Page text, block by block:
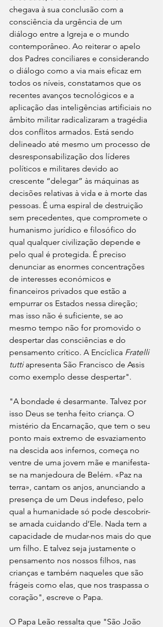
chegava à sua conclusão com a
consciência da urgência de um
diálogo entre a Igreja e o mundo
contemporâneo. Ao reiterar o apelo
dos Padres conciliares e considerando
o diálogo como a via mais eficaz em
todos os níveis, constatamos que os
recentes avanços tecnológicos e a
aplicação das inteligências artificiais no
âmbito militar radicalizaram a tragédia
dos conflitos armados. Está sendo
delineado até mesmo um processo de
desresponsabilização dos líderes
políticos e militares devido ao
crescente “delegar” às máquinas as
decisões relativas à vida e à morte das
pessoas. É uma espiral de destruição
sem precedentes, que compromete o
humanismo jurídico e filosófico do
qual qualquer civilização depende e
pelo qual é protegida. É preciso
denunciar as enormes concentrações
de interesses económicos e
financeiros privados que estão a
empurrar os Estados nessa direção;
mas isso não é suficiente, se ao
mesmo tempo não for promovido o
despertar das consciências e do
pensamento crítico. A Encíclica Fratelli
tutti apresenta São Francisco de Assis
como exemplo desse despertar".
"A bondade é desarmante. Talvez por
isso Deus se tenha feito criança. O
mistério da Encarnação, que tem o seu
ponto mais extremo de esvaziamento
na descida aos infernos, começa no
ventre de uma jovem mãe e manifesta-
se na manjedoura de Belém. «Paz na
terra», cantam os anjos, anunciando a
presença de um Deus indefeso, pelo
qual a humanidade só pode descobrir-
se amada cuidando d’Ele. Nada tem a
capacidade de mudar-nos mais do que
um filho. E talvez seja justamente o
pensamento nos nossos filhos, nas
crianças e também naqueles que são
frágeis como elas, que nos traspassa o
coração", escreve o Papa.
O Papa Leão ressalta que "São João